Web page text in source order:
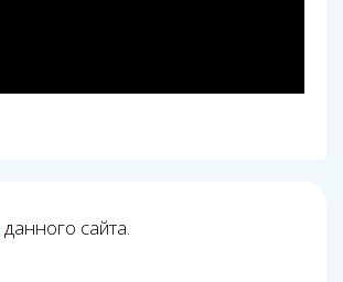
данного сайта.